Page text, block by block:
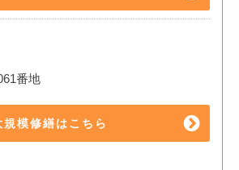
番地
規模修繕はこちら